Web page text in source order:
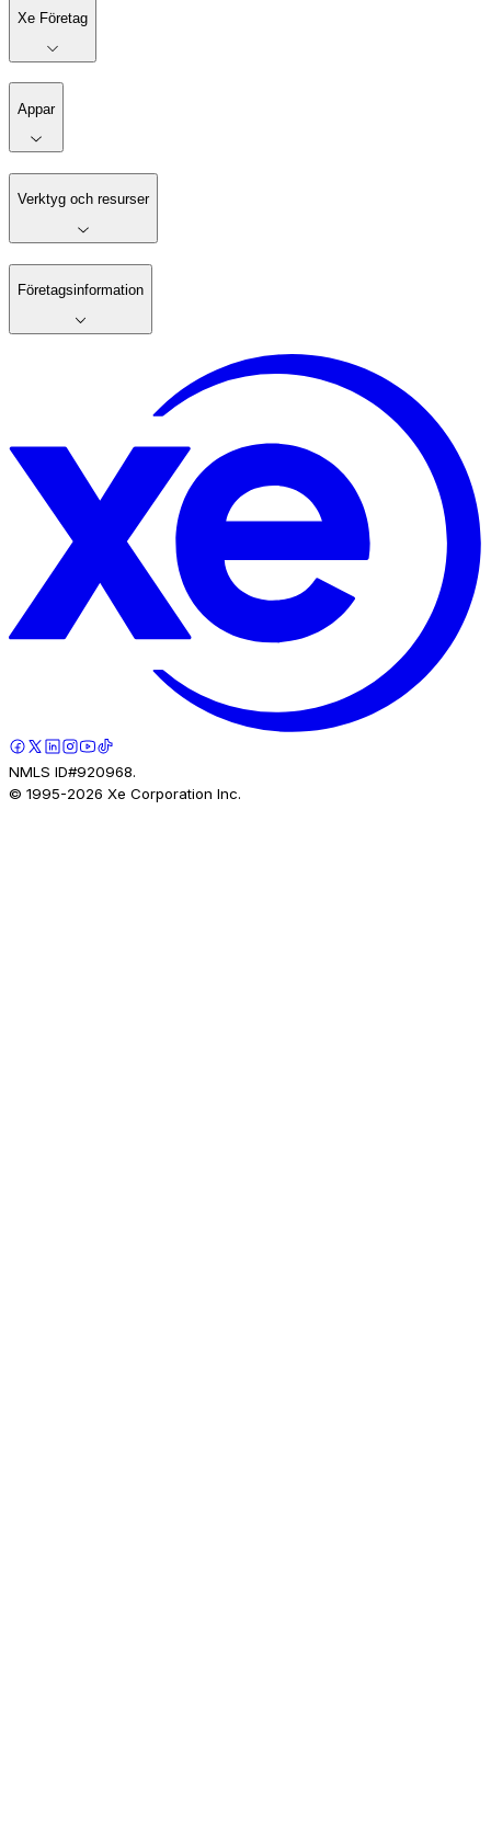
Xe Företag
Appar
Verktyg och resurser
Företagsinformation
NMLS ID#920968.
© 1995-2026 Xe Corporation Inc.